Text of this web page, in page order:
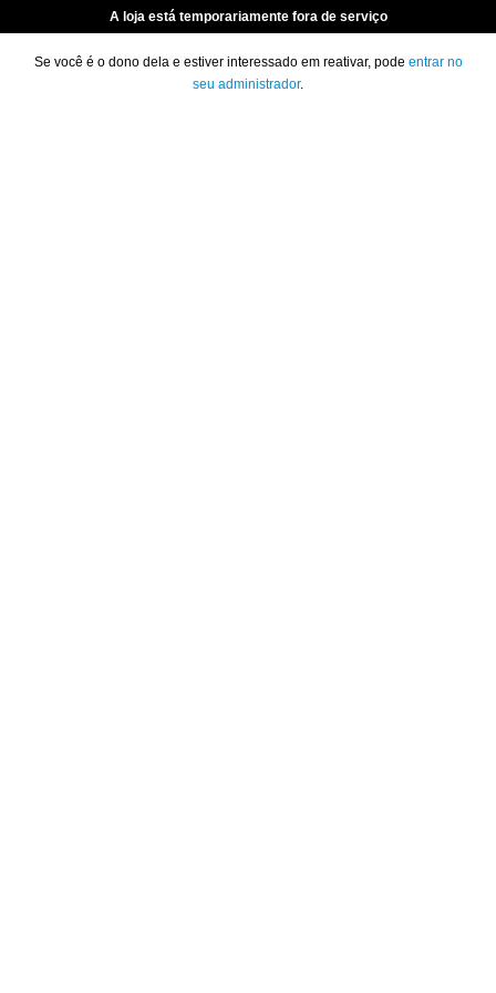
A loja está temporariamente fora de serviço
Se você é o dono dela e estiver interessado em reativar, pode entrar no
seu administrador.